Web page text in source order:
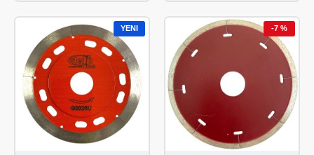
YENI -7 %